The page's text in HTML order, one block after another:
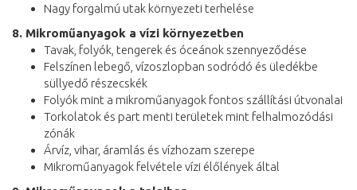
Nagy forgalmú utak környezeti terhelése
8. Mikroműanyagok a vízi környezetben
Tavak, folyók, tengerek és óceánok szennyeződése
Felszínen lebegő, vízoszlopban sodródó és üledékbe
süllyedő részecskék
Folyók mint a mikroműanyagok fontos szállítási útvonalai
Torkolatok és part menti területek mint felhalmozódási
zónák
Árvíz, vihar, áramlás és vízhozam szerepe
Mikroműanyagok felvétele vízi élőlények által